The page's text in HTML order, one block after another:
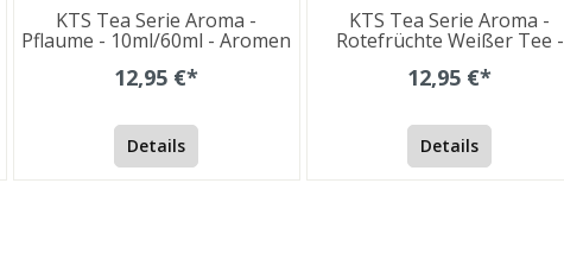
KTS Tea Serie Aroma -
Pflaume - 10ml/60ml - Aromen
12,95 €*
Details
KTS Tea Serie Aroma -
Rotefrüchte Weißer Tee -
12,95 €*
Details